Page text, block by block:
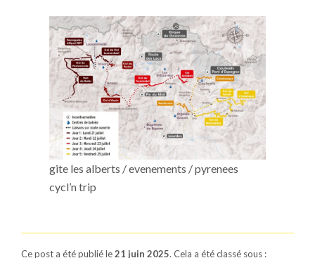
gite les alberts / evenements / pyrenees
cycl’n trip
Ce post a été publié le21 juin 2025. Cela a été classé sous :